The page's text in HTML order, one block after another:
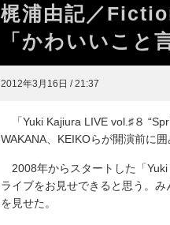
梶浦由記／
「かわいいこと
2012年3月16日 / 21:37
「Yuki Kajiura LIVE vol.♯８
WAKANA、KEIKOらが開演前に囲
2008年からスタートした「
ライブをお見せできると思う。
を見せた。